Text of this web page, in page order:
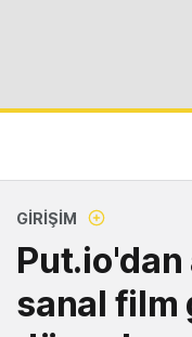
GIRIŞIM
Put.io'dan
sanal film